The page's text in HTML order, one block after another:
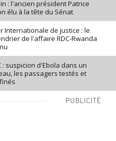
: l'ancien président Patrice
élu à la tête du Sénat
Internationale de justice : le
de l'affaire RDC-Rwanda
: suspicion d'Ebola dans un
les passagers testés et
PUBLICITÉ